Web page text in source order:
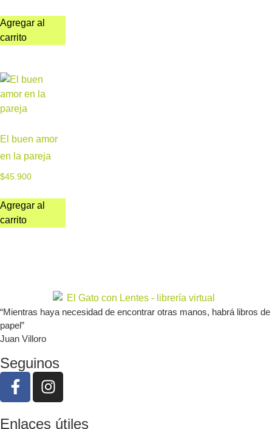
Agregar al
carrito
El buen amor
en la pareja
$45.900
Agregar al
carrito
“Mientras haya necesidad de encontrar otras manos, habrá libros de
papel”
Juan Villoro
Seguinos
Enlaces útiles